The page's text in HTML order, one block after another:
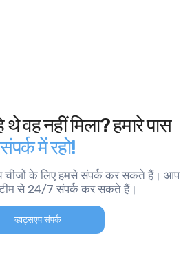
वह नहीं मिला? हमारे पास
संपर्क में रहो!
चीजों के लिए हमसे संपर्क कर सकते हैं। आप
टीम से 24/7 संपर्क कर सकते हैं।
व्हाट्सएप संपर्क